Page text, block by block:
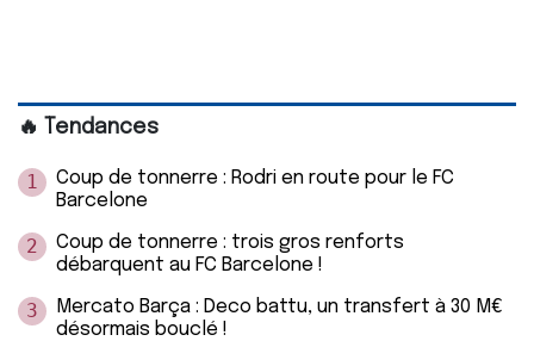
🔥 Tendances
1
Coup de tonnerre : Rodri en route pour le FC
Barcelone
2
Coup de tonnerre : trois gros renforts
débarquent au FC Barcelone !
3
Mercato Barça : Deco battu, un transfert à 30 M€
désormais bouclé !